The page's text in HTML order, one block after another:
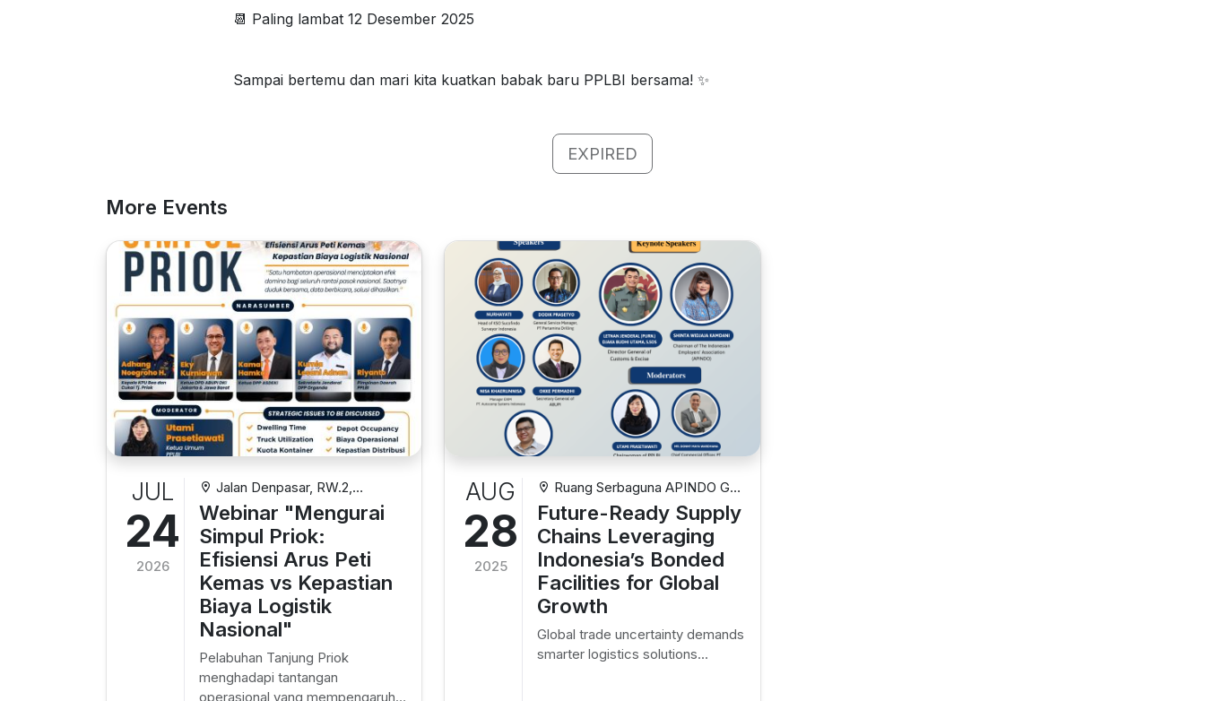
📆 Paling lambat 12 Desember 2025
Sampai bertemu dan mari kita kuatkan babak baru PPLBI bersama! ✨
EXPIRED
More Events
JUL
24
2026
Jalan Denpasar, RW.2,
Cilincing, North Jakarta City,
Jakarta, Indonesia
Webinar "Mengurai
Simpul Priok:
Efisiensi Arus Peti
Kemas vs Kepastian
Biaya Logistik
Nasional"
Pelabuhan Tanjung Priok
menghadapi tantangan
operasional yang mempengaruhi
AUG
28
2025
Ruang Serbaguna APINDO Gd.
Permata Kuningan Lt. 10 Jl.
Kuningan Mulia Kav. 9C, Setiabudi,
Jakarta Selatan
Future-Ready Supply
Chains Leveraging
Indonesia’s Bonded
Facilities for Global
Growth
Global trade uncertainty demands
smarter logistics solutions...